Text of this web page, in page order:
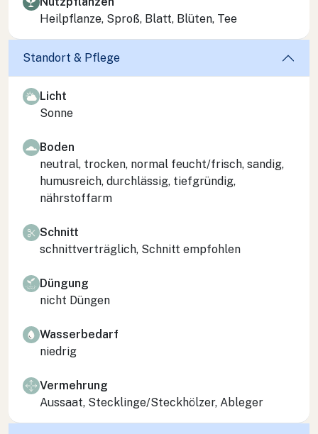
Heilpflanze, Sproß, Blatt, Blüten, Tee
Standort & Pflege
Licht
Sonne
Boden
neutral, trocken, normal feucht/frisch, sandig,
humusreich, durchlässig, tiefgründig,
nährstoffarm
Schnitt
schnittverträglich, Schnitt empfohlen
Düngung
nicht Düngen
Wasserbedarf
niedrig
Vermehrung
Aussaat, Stecklinge/Steckhölzer, Ableger